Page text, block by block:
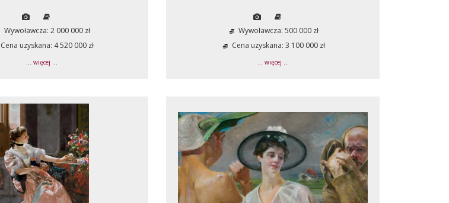
Wywoławcza: 2 000 000 zł
Cena uzyskana: 4 520 000 zł
... więcej ...
Wywoławcza: 500 000 zł
Cena uzyskana: 3 100 000 zł
... więcej ...